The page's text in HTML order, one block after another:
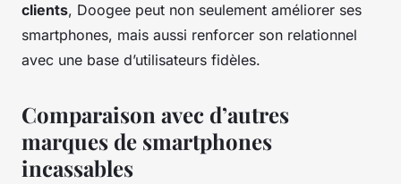
clients, Doogee peut non seulement améliorer ses
smartphones, mais aussi renforcer son relationnel
avec une base d’utilisateurs fidèles.
Comparaison avec d’autres
marques de smartphones
incassables